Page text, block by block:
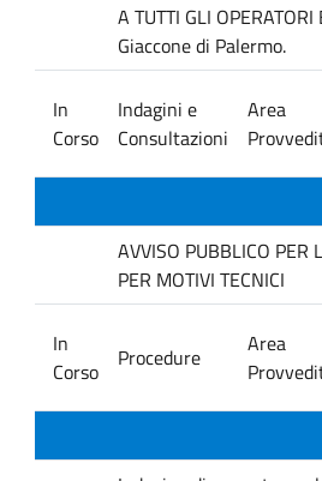
A TUTTI GLI
Giaccone di Palermo.
In
Corso
Indagini e
Consultazioni
Area
AVVISO PUBBLICO PER
PER MOTIVI TECNICI
In
Corso
Procedure
Area